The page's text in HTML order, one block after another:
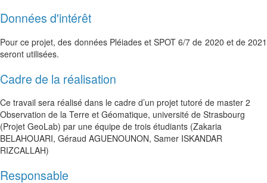
Données d'intérêt
Pour ce projet, des données Pléiades et SPOT 6/7 de 2020 et de 2021
seront utilisées.
Cadre de la réalisation
Ce travail sera réalisé dans le cadre d’un projet tutoré de master 2
Observation de la Terre et Géomatique, université de Strasbourg
(Projet GeoLab) par une équipe de trois étudiants (Zakaria
BELAHOUARI, Géraud AGUENOUNON, Samer ISKANDAR
RIZCALLAH)
Responsable